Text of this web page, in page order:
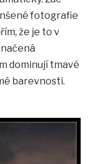
fotografie
že je to v
dominují tmavé
barevnosti.